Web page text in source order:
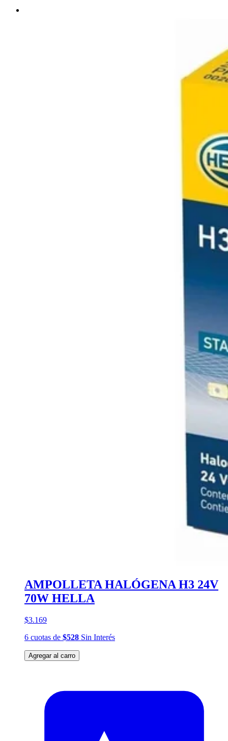
AMPOLLETA HALÓGENA H3 24V
70W HELLA
$3.169
6 cuotas de $528 Sin Interés
Agregar al carro